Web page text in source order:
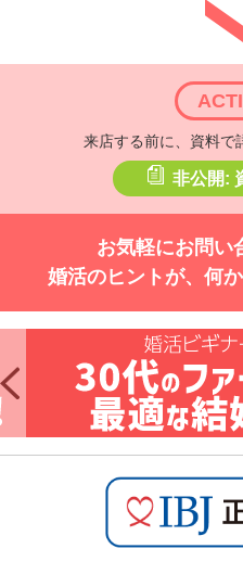
来店する前に、資料で
非公開:
お気軽にお問い
婚活のヒントが、何